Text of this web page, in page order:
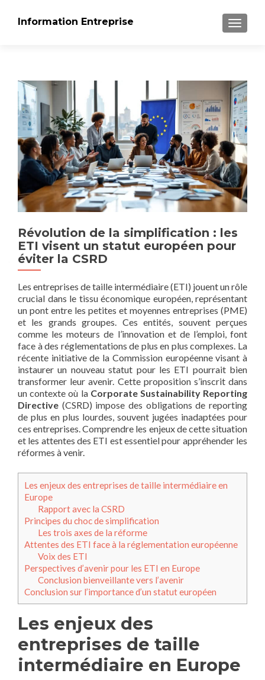
Information Entreprise
Révolution de la simplification : les
ETI visent un statut européen pour
éviter la CSRD
Les entreprises de taille intermédiaire (ETI) jouent un rôle
crucial dans le tissu économique européen, représentant
un pont entre les petites et moyennes entreprises (PME)
et les grands groupes. Ces entités, souvent perçues
comme les moteurs de l’innovation et de l’emploi, font
face à des réglementations de plus en plus complexes. La
récente initiative de la Commission européenne visant à
instaurer un nouveau statut pour les ETI pourrait bien
transformer leur avenir. Cette proposition s’inscrit dans
un contexte où la Corporate Sustainability Reporting
Directive (CSRD) impose des obligations de reporting
de plus en plus lourdes, souvent jugées inadaptées pour
ces entreprises. Comprendre les enjeux de cette situation
et les attentes des ETI est essentiel pour appréhender les
réformes à venir.
Les enjeux des entreprises de taille intermédiaire en
Europe
Rapport avec la CSRD
Principes du choc de simplification
Les trois axes de la réforme
Attentes des ETI face à la réglementation européenne
Voix des ETI
Perspectives d’avenir pour les ETI en Europe
Conclusion bienveillante vers l’avenir
Conclusion sur l’importance d’un statut européen
Les enjeux des
entreprises de taille
intermédiaire en Europe